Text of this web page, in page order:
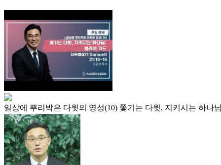
일상에 뿌리박은 다윗의 영성(10) 쫓기는 다윗, 지키시는 하나